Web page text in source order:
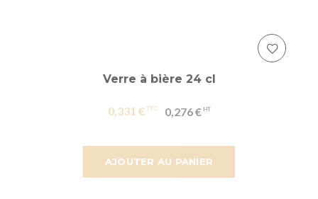
AJOUTER AU PANIER
Verre à bière 24 cl
0,331 € 0,276 €